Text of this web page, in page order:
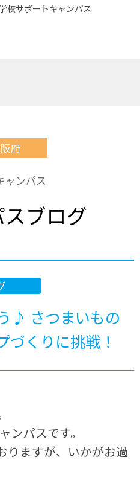
校サポートキャンパス
府
ャンパス
ブログ
♪ さつまいもの
づくりに挑戦！
ンパスです。
りますが、いかがお過